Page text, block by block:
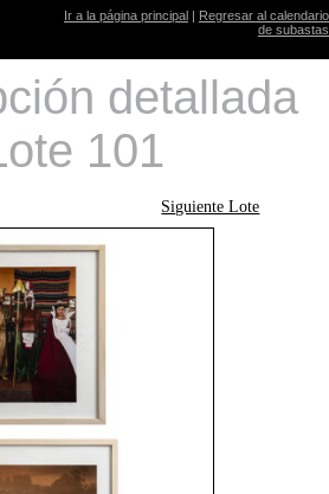
Ir a la página principal | Regresar al calendario
de subastas
detallada
101
Siguiente Lote